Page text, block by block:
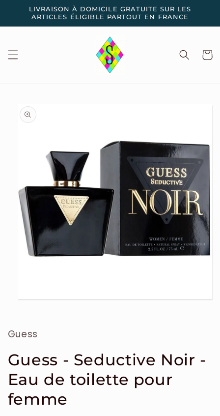
passer
contenu
LIVRAISON À DOMICILE GRATUITE SUR LES
ARTICLES ÉLIGIBLE PARTOUT EN FRANCE
Panier
Passer aux
informations
produits
dans
une
modale
Guess
Guess - Seductive Noir -
Eau de toilette pour
femme